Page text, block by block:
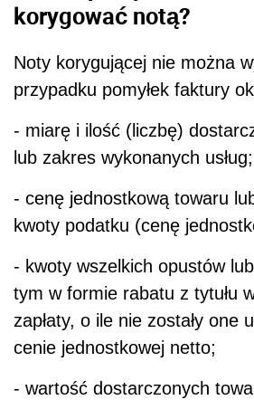
korygować notą?
Noty korygującej nie można
przypadku pomyłek faktury
- miarę i ilość (liczbę)
lub zakres wykonanych usług;
- cenę jednostkową towaru
kwoty podatku (cenę
- kwoty wszelkich opustów
tym w formie rabatu z tytułu
zapłaty, o ile nie zostały one
cenie jednostkowej netto;
- wartość dostarczonych